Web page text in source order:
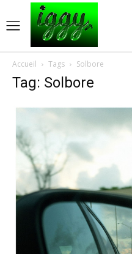
Accueil Tags Solbore
Tag: Solbore